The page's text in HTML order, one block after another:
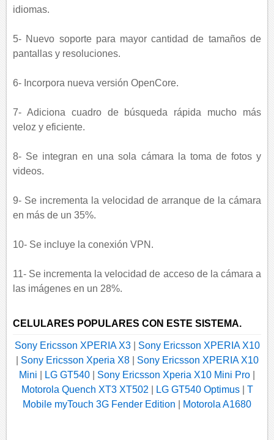
idiomas.
5- Nuevo soporte para mayor cantidad de tamaños de
pantallas y resoluciones.
6- Incorpora nueva versión OpenCore.
7- Adiciona cuadro de búsqueda rápida mucho más
veloz y eficiente.
8- Se integran en una sola cámara la toma de fotos y
videos.
9- Se incrementa la velocidad de arranque de la cámara
en más de un 35%.
10- Se incluye la conexión VPN.
11- Se incrementa la velocidad de acceso de la cámara a
las imágenes en un 28%.
CELULARES POPULARES CON ESTE SISTEMA.
Sony Ericsson XPERIA X3| Sony Ericsson XPERIA X10
Sony Ericsson Xperia X8| Sony Ericsson XPERIA X10
Mini
LG GT540 Sony Ericsson Xperia X10 Mini Pro
Motorola Quench XT3 XT502
LG GT540 Optimus| T
Mobile myTouch 3G Fender Edition
Motorola A1680